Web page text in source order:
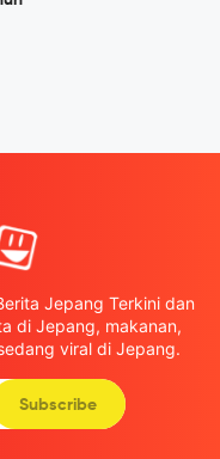
Jepang Terkini dan
di Jepang, makanan,
viral di Jepang.
Subscribe